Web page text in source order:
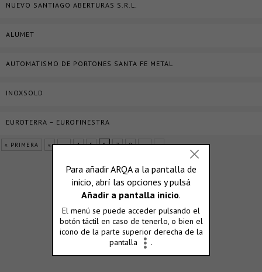
NUEVO SANTIAGO ABERTURAS S.R.L.
ALUMET
AUTOMATISMO DE PORTONES SANTA FE METAL
INOXSOLD
EUROTERRA – EUROFINESTRA
« PRIMERA « ... 4 5 6 7 8 ... »